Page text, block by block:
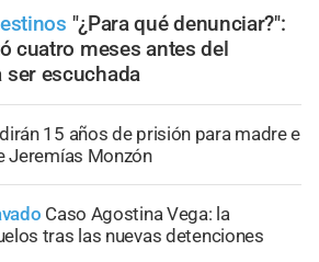
"¿Para qué denunciar?":
cuatro meses antes del
escuchada
15 años de prisión para madre e
Jeremías Monzón
Caso Agostina Vega: la
tras las nuevas detenciones